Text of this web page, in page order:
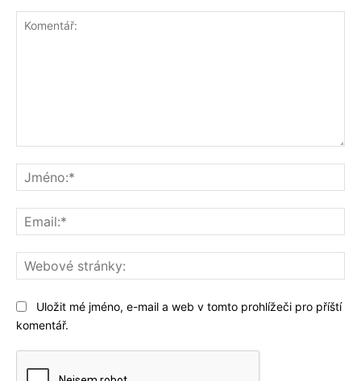
Uložit mé jméno, e-mail a web v tomto prohlížeči pro příští
komentář.